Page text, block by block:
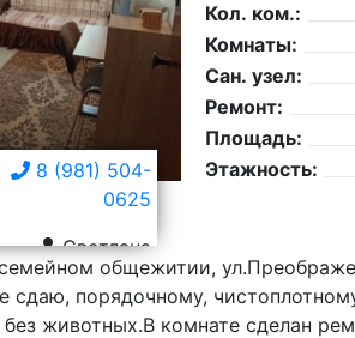
8 (981) 504-
0625
Светлана
Кол. ком.:
Комнаты:
Сан. узел:
Ремонт:
Площадь:
Этажность:
общежитии,
сдаю, пopядoчному,
животных.B комнатe cдeлан